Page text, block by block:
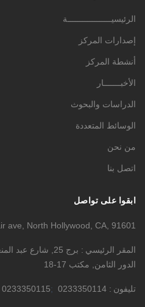
الرئيسيــــــــــــــــــة
إصدارات المركز
أنشطة المركز
الأخبـــــــار
الدراسات والبحوث
الوسائط المتعددة
من نحن
اتصل بنا
ابقوا على تواصل
ave, North Hollywood, CA, 91601
المقر الرئيسي
برج 25, شارع
الدور الثامن, مكتب 17-18
تليفون 0233350114
0233350115